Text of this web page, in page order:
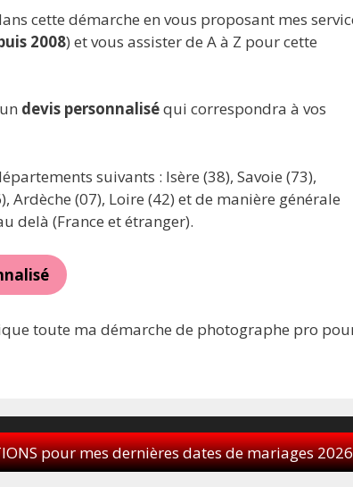
cette démarche en vous proposant mes
2008) et vous assister de A à Z pour cette
devis personnaliséqui correspondra à vos
suivants : Isère (38), Savoie (73),
Ardèche (07), Loire (42) et de manière générale
delà (France et étranger).
toute ma démarche de photographe pro
Photographe de mariage Grenoble• Construit avec
pour mes dernières dates de mariages